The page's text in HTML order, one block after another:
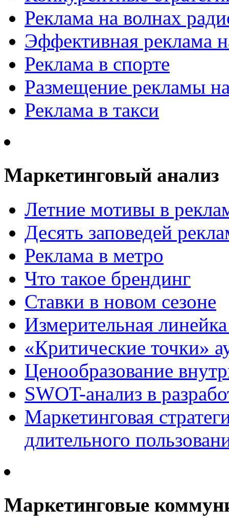
Реклама на волнах
Эффективная реклама
Реклама в спорте
Размещение рекламы
Реклама в такси
Маркетинговый анализ
Летние мотивы в
Десять заповедей
Реклама в метро
Что такое брендинг
Ставки в новом сезоне
Измерительная
«Критические точки»
Ценообразование
SWOT-анализ в
Маркетинговая
длительного
Маркетинговые